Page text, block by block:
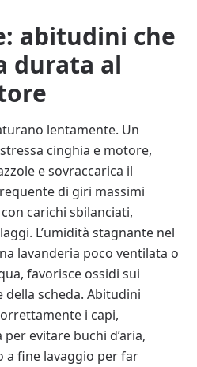
abitudini che
durata al
lentamente. Un
cinghia e motore,
e sovraccarica il
di giri massimi
carichi sbilanciati,
L’umidità stagnante nel
lavanderia poco ventilata o
favorisce ossidi sui
scheda. Abitudini
i capi,
evitare buchi d’aria,
a fine lavaggio per far